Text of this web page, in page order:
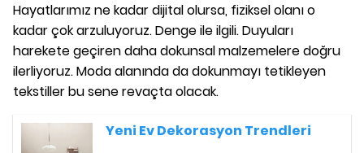
Hayatlarımız ne kadar dijital olursa, fiziksel olanı o
kadar çok arzuluyoruz. Denge ile ilgili. Duyuları
harekete geçiren daha dokunsal malzemelere doğru
ilerliyoruz. Moda alanında da dokunmayı tetikleyen
tekstiller bu sene revaçta olacak.
Yeni Ev Dekorasyon Trendleri